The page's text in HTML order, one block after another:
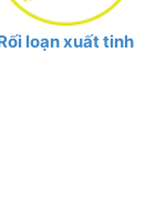
loạn xuất tinh